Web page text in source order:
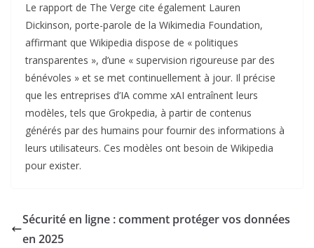
Le rapport de The Verge cite également Lauren
Dickinson, porte-parole de la Wikimedia Foundation,
affirmant que Wikipedia dispose de « politiques
transparentes », d’une « supervision rigoureuse par des
bénévoles » et se met continuellement à jour. Il précise
que les entreprises d’IA comme xAI entraînent leurs
modèles, tels que Grokpedia, à partir de contenus
générés par des humains pour fournir des informations à
leurs utilisateurs. Ces modèles ont besoin de Wikipedia
pour exister.
Sécurité en ligne : comment protéger vos données
en 2025